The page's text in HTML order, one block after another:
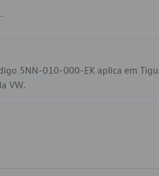
5NN-010-000-EK aplica em
VW.